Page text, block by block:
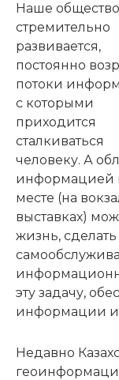
Наше общество
стремительно
развивается,
постоянно
потоки
с которыми
приходится
сталкиваться
человеку. А
информацией
месте (на
выставках)
жизнь,
эту задачу,
информации и
Недавно